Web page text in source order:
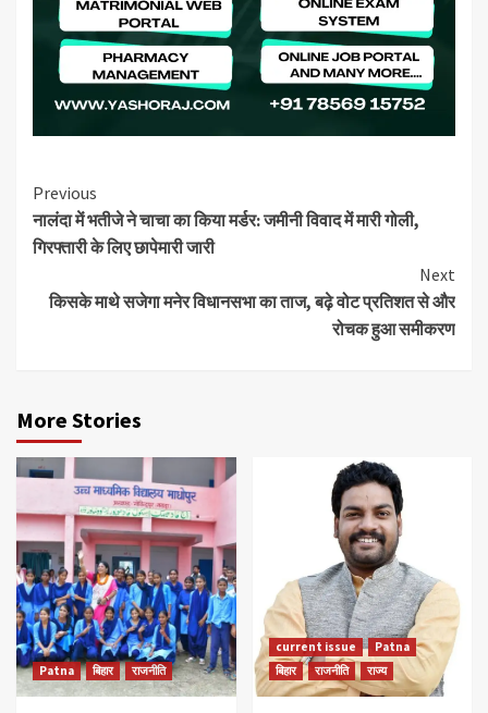
Continue
Reading
Previous
नालंदा में भतीजे ने चाचा का किया मर्डर: जमीनी विवाद में मारी गोली,
गिरफ्तारी के लिए छापेमारी जारी
Next
किसके माथे सजेगा मनेर विधानसभा का ताज, बढ़े वोट प्रतिशत से और
रोचक हुआ समीकरण
More Stories
Patna बिहार राजनीति
current issue
Patna
बिहार
राजनीति राज्य